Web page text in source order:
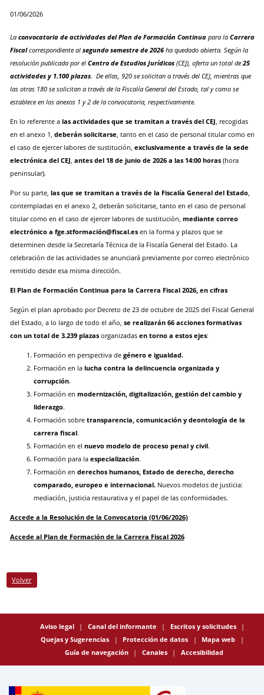
01/06/2026
La convocatoria de actividades del Plan de Formación Continuapara la Carrera
Fiscalcorrespondiente al segundo semestre de 2026ha quedado abierta. Según la
resolución publicada por el Centro de Estudios Jurídicos(CEJ), oferta un total de 25
actividades y 1.100 plazas. De ellas, 920 se solicitan a través del CEJ, mientras que
las otras 180 se solicitan a través de la Fiscalía General del Estado, tal y como se
establece en los anexos 1 y 2 de la convocatoria, respectivamente.
En lo referente a las actividades que se tramitan a través del CEJ , recogidas
en el anexo 1, deberán solicitarse , tanto en el caso de personal titular como en
el caso de ejercer labores de sustitución, exclusivamente a través de la sede
electrónica del CEJ antes del 18 de junio de 2026 a las 14:00 horas(hora
peninsular).
Por su parte, las que se tramitan a través de la Fiscalía General del Estado,
contempladas en el anexo 2, deberán solicitarse, tanto en el caso de personal
titular como en el caso de ejercer labores de sustitución, mediante correo
electrónico a fge.stformación@fiscal.esen la forma y plazos que se
determinen desde la Secretaría Técnica de la Fiscalía General del Estado. La
celebración de las actividades se anunciará previamente por correo electrónico
remitido desde esa misma dirección.
El Plan de Formación Continua para la Carrera Fiscal 2026, en cifras
Según el plan aprobado por Decreto de 23 de octubre de 2025 del Fiscal General
del Estado, a lo largo de todo el año, se realizarán 66 acciones formativas
con un total de 3.239 plazasorganizadas en torno a estos ejes:
Formación en perspectiva de género e igualdad.
Formación en la lucha contra la delincuencia organizada y
corrupción.
Formación en modernización, digitalización, gestión del cambio y
liderazgo.
Formación sobre transparencia, comunicación y deontología de la
carrera fiscal.
Formación en el nuevo modelo de proceso penal y civil.
Formación para la especialización.
Formación en derechos humanos, Estado de derecho, derecho
comparado, europeo e internacional.Nuevos modelos de justicia:
mediación, justicia restaurativa y el papel de las conformidades.
Accede a la Resolución de la Convocatoria (01/06/2026)
Accede al Plan de Formación de la Carrera Fiscal 2026
Volver
Aviso legal Canal del informante
Escritos y solicitudes
Quejas y Sugerencias
Protección de datos
Mapa web
Guía de navegación
Canales Accesibilidad